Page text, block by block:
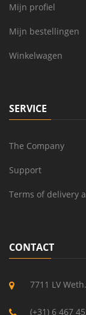
Mijn profiel
Mijn bestellingen
Winkelwagen
SERVICE
The Company
Support
Terms of delivery
CONTACT
7711 LV
(+31) 6 467